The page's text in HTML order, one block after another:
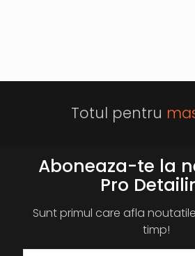
Totul pentru
Aboneaza-te la
Pro
Sunt primul care afla
timp!